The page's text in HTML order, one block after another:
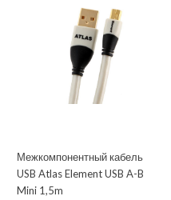
Межкомпонентный кабель
USB Atlas Element USB A-B
Mini 1,5m